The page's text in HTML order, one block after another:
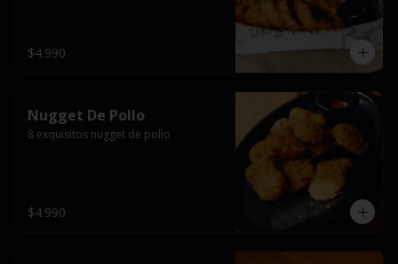
$4.990
Nugget De Pollo
8 exquisitos nugget de pollo
$4.990